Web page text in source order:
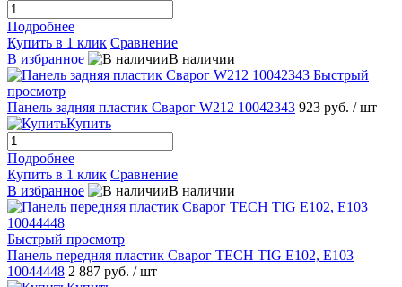
Подробнее
Купить в 1 клик Сравнение
В избранное
В наличии
Быстрый
просмотр
Панель задняя пластик Сварог W212 10042343 923 руб. / шт
Купить
Подробнее
Купить в 1 клик Сравнение
В избранное
В наличии
Быстрый просмотр
Панель передняя пластик Сварог TECH TIG E102, E103
10044448 2 887 руб. / шт